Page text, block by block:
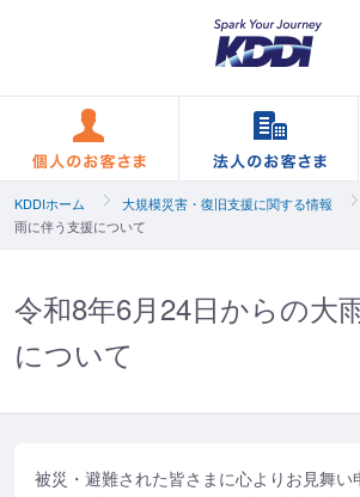
個人のお客さま
KDDIホーム 大規模災害・復旧支援に関する情報
雨に伴う支援について
令和8年6月24日からの大
について
被災・避難された皆さまに心よりお見舞い